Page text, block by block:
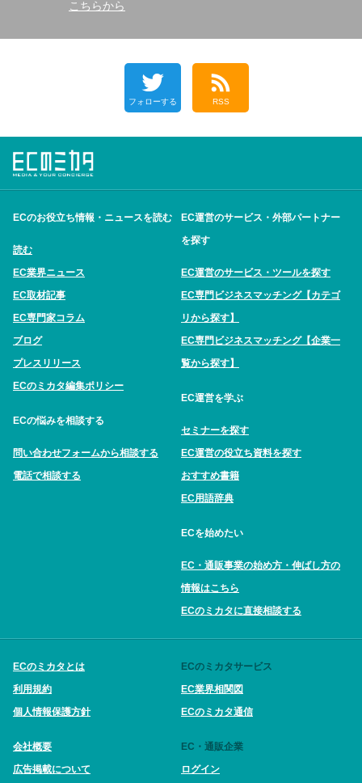
こちらから
フォローする RSS
ECのお役立ち情報・ニュースを読む
読む
EC業界ニュース
EC取材記事
EC専門家コラム
ブログ
プレスリリース
ECのミカタ編集ポリシー
ECの悩みを相談する
問い合わせフォームから相談する
電話で相談する
EC運営のサービス・外部パートナー
を探す
EC運営のサービス・ツールを探す
EC専門ビジネスマッチング【カテゴ
リから探す】
EC専門ビジネスマッチング【企業一
覧から探す】
EC運営を学ぶ
セミナーを探す
EC運営の役立ち資料を探す
おすすめ書籍
EC用語辞典
ECを始めたい
EC・通販事業の始め方・伸ばし方の
情報はこちら
ECのミカタに直接相談する
ECのミカタとは
利用規約
個人情報保護方針
会社概要
広告掲載について
ECのミカタサービス
EC業界相関図
ECのミカタ通信
EC・通販企業
ログイン